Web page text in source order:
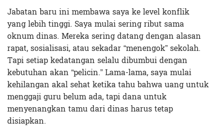
Jabatan baru ini membawa saya ke level konflik
yang lebih tinggi. Saya mulai sering ribut sama
oknum dinas. Mereka sering datang dengan alasan
rapat, sosialisasi, atau sekadar “menengok” sekolah.
Tapi setiap kedatangan selalu dibumbui dengan
kebutuhan akan “pelicin.” Lama-lama, saya mulai
kehilangan akal sehat ketika tahu bahwa uang untuk
menggaji guru belum ada, tapi dana untuk
menyenangkan tamu dari dinas harus tetap
disiapkan.